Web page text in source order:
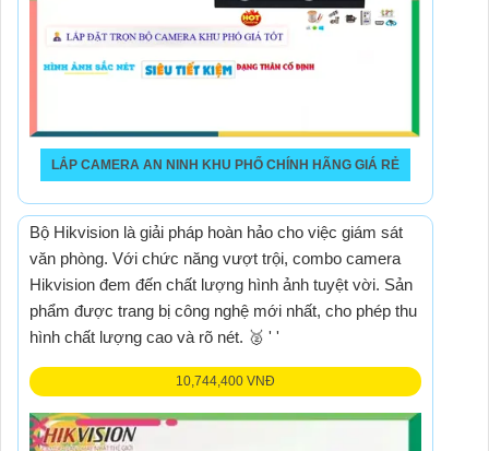
LẮP CAMERA AN NINH KHU PHỐ CHÍNH HÃNG GIÁ RẺ
10,744,400 VNĐ
Combo Camera Văn Phòng Giá Rẻ Chính Hãng Trọn
Bộ Hikvision là giải pháp hoàn hảo cho việc giám sát
văn phòng. Với chức năng vượt trội, combo camera
Hikvision đem đến chất lượng hình ảnh tuyệt vời. Sản
phẩm được trang bị công nghệ mới nhất, cho phép thu
hình chất lượng cao và rõ nét. 🥈️ ' '